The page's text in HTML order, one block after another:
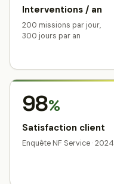
Interventions / an
200 missions par jour,
300 jours par an
98%
Satisfaction client
Enquête NF Service · 2024